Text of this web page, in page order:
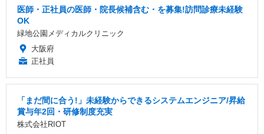
医師・正社員の医師・院長候補含む・を募集!訪問診療未経験
OK
緑地公園メディカルクリニック
大阪府
正社員
「まだ間に合う!」未経験からできるシステムエンジニア/昇給
賞与年2回・研修制度充実
株式会社RIOT